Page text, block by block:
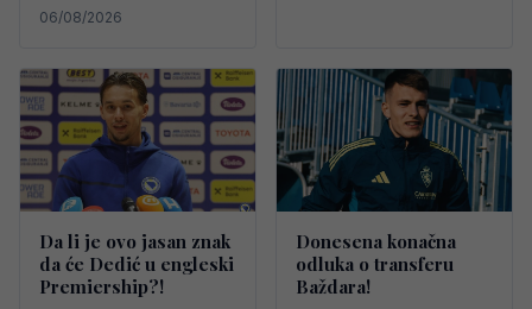
06/08/2026
Da li je ovo jasan znak
da će Dedić u engleski
Premiership?!
Donesena konačna
odluka o transferu
Baždara!